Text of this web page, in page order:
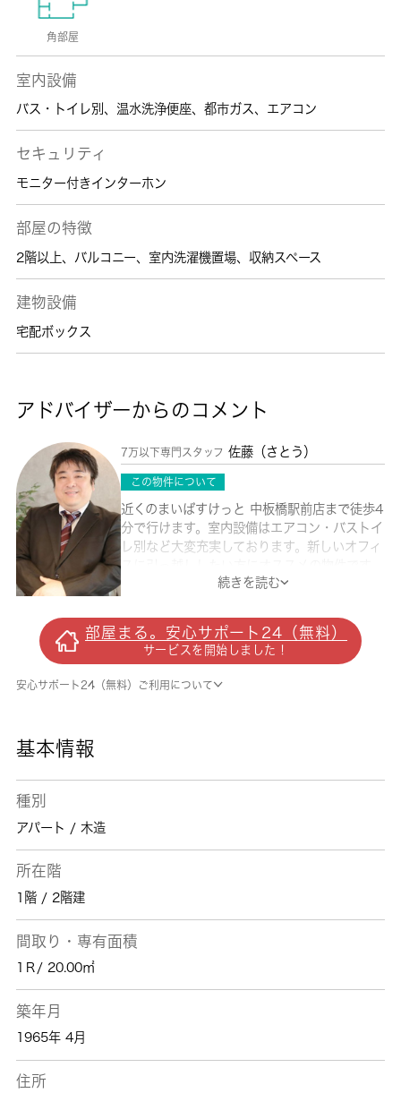
角部屋
室内設備
バス・トイレ別 、 温水洗浄便座、 都市ガス、 エアコン
セキュリティ
モニター付きインターホン
部屋の特徴
2階以上、 バルコニー、 室内洗濯機置場、 収納スペース
建物設備
宅配ボックス
アドバイザーからのコメント
7万以下専門スタッフ 佐藤（さとう）
この物件について
近くのまいばすけっと 中板橋駅前店まで徒歩4
分で行けます。室内設備はエアコン・バストイ
レ別など大変充実しております。新しいオフィ
スに引っ越ししたい方にオススメの物件です。
クローゼット付きの物件です。こちらの物件の
切な住環境。板橋区エリアや東武東上線中板橋
付近であなたのライフスタイルに合ったお部屋
をご紹介致します。
続きを読む
部屋まる。安心サポート24（無料）
サービスを開始しました！
安心サポート24（無料）ご利用について
基本情報
種別
アパート / 木造
所在階
1階 / 2階建
間取り・専有面積
1Ｒ/ 20.00㎡
築年月
1965年 4月
住所